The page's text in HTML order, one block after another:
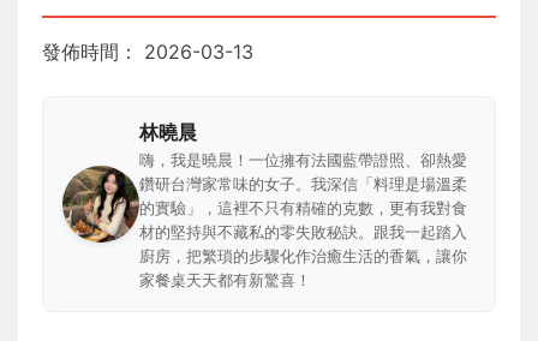
發佈時間： 2026-03-13
林曉晨
嗨，我是曉晨！一位擁有法國藍帶證照、卻熱愛
鑽研台灣家常味的女子。我深信「料理是場溫柔
的實驗」，這裡不只有精確的克數，更有我對食
材的堅持與不藏私的零失敗秘訣。跟我一起踏入
廚房，把繁瑣的步驟化作治癒生活的香氣，讓你
家餐桌天天都有新驚喜！